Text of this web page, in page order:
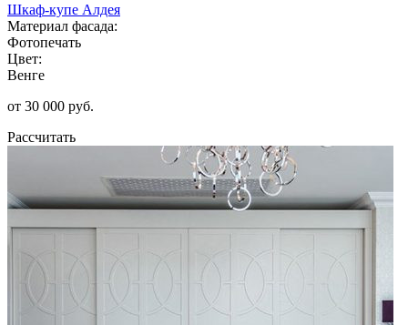
Шкаф-купе Алдея
Материал фасада:
Фотопечать
Цвет:
Венге
от 30 000 руб.
Рассчитать